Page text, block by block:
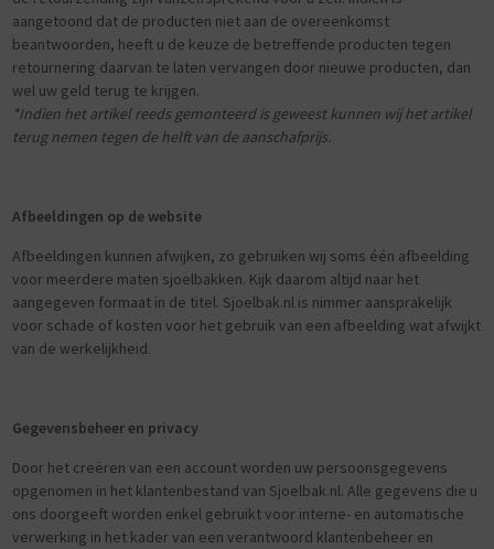
aangetoond dat de producten niet aan de overeenkomst
beantwoorden, heeft u de keuze de betreffende producten tegen
retournering daarvan te laten vervangen door nieuwe producten, dan
wel uw geld terug te krijgen.
*Indien het artikel reeds gemonteerd is geweest kunnen wij het artikel
terug nemen tegen de helft van de aanschafprijs.
Afbeeldingen op de website
Afbeeldingen kunnen afwijken, zo gebruiken wij soms één afbeelding
voor meerdere maten sjoelbakken. Kijk daarom altijd naar het
aangegeven formaat in de titel. Sjoelbak.nl is nimmer aansprakelijk
voor schade of kosten voor het gebruik van een afbeelding wat afwijkt
van de werkelijkheid.
Gegevensbeheer en privacy
Door het creëren van een account worden uw persoonsgegevens
opgenomen in het klantenbestand van Sjoelbak.nl. Alle gegevens die u
ons doorgeeft worden enkel gebruikt voor interne- en automatische
verwerking in het kader van een verantwoord klantenbeheer en